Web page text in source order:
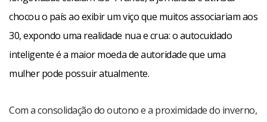
chocou o país ao exibir um viço que muitos associariam aos
30, expondo uma realidade nua e crua: o autocuidado
inteligente é a maior moeda de autoridade que uma
mulher pode possuir atualmente.
Com a consolidação do outono e a proximidade do inverno,